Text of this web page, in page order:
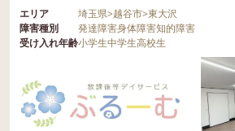
エリア 埼玉県>越谷市>東大沢
障害種別
発達障害身体障害知的障害
受け入れ年齢小学生中学生高校生